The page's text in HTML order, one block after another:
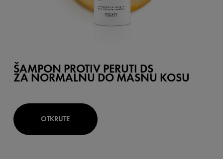
ŠAMPON PROTIV PERUTI DS
ZA NORMALNU DO MASNU KOSU
OTKRIJTE